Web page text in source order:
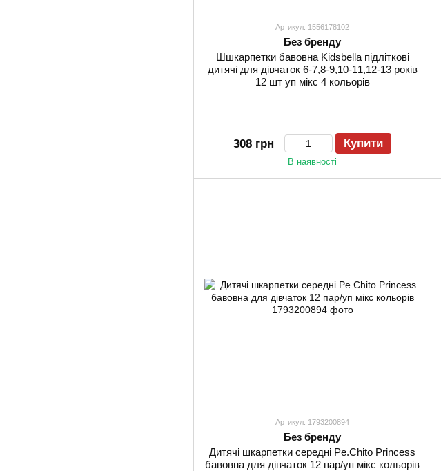
Артикул: 1556178102
Без бренду
Шшкарпетки бавовна Kidsbella підліткові
дитячі для дівчаток 6-7,8-9,10-11,12-13 років
12 шт уп мікс 4 кольорів
308 грн Купити
В наявності
Артикул: 1793200894
Без бренду
Дитячі шкарпетки середні Pe.Chito Princess
бавовна для дівчаток 12 пар/уп мікс кольорів